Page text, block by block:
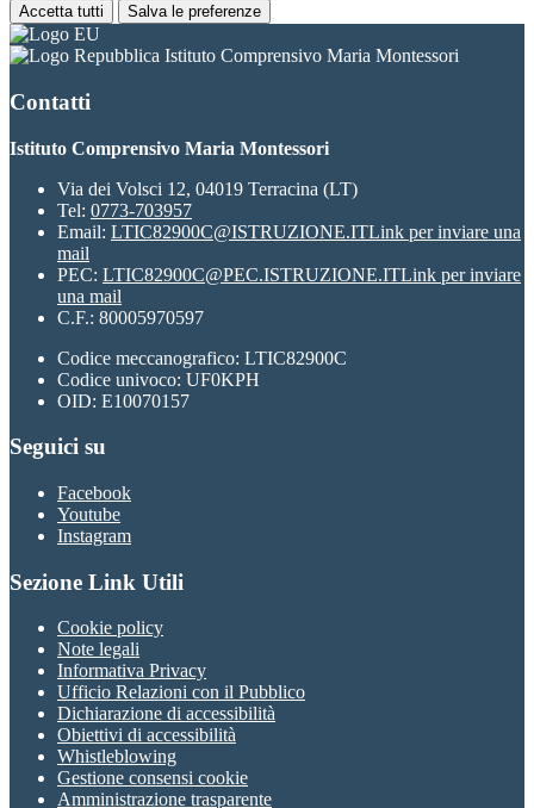
Accetta tutti Salva le preferenze
Istituto Comprensivo Maria Montessori
Contatti
Istituto Comprensivo Maria Montessori
Via dei Volsci 12, 04019 Terracina (LT)
Tel: 0773-703957
Email: LTIC82900C@ISTRUZIONE.ITLink per inviare una
mail
PEC: LTIC82900C@PEC.ISTRUZIONE.ITLink per inviare
una mail
C.F.: 80005970597
Codice meccanografico: LTIC82900C
Codice univoco: UF0KPH
OID: E10070157
Seguici su
Facebook
Youtube
Instagram
Sezione Link Utili
Cookie policy
Note legali
Informativa Privacy
Ufficio Relazioni con il Pubblico
Dichiarazione di accessibilità
Obiettivi di accessibilità
Whistleblowing
Gestione consensi cookie
Amministrazione trasparente